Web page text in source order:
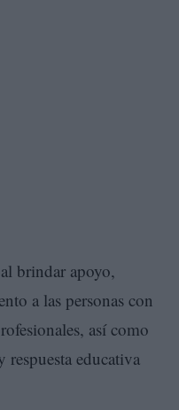
brindar apoyo,
a las personas con
así como
educativa